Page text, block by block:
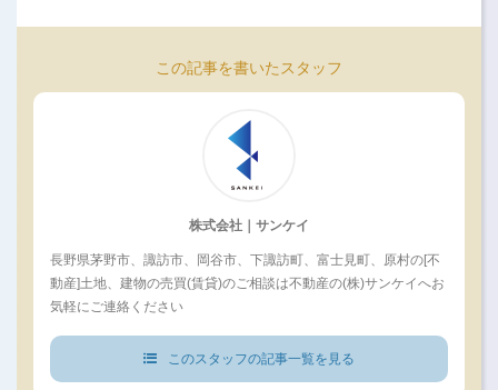
この記事を書いたスタッフ
株式会社｜サンケイ
長野県茅野市、諏訪市、岡谷市、下諏訪町、富士見町、原村の[不
動産]土地、建物の売買(賃貸)のご相談は不動産の(株)サンケイへお
気軽にご連絡ください
このスタッフの記事一覧を見る